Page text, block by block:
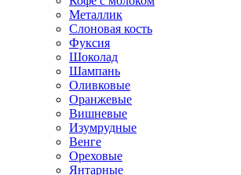
Металлик
Слоновая кость
Фуксия
Шоколад
Шампань
Оливковые
Оранжевые
Вишневые
Изумрудные
Венге
Ореховые
Янтарные